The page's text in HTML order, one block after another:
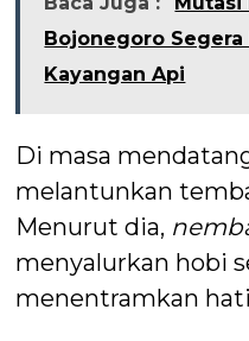
Bojonegoro
Kayangan Api
Di masa
melantunkan
Menurut dia,
menyalurkan hobi
menentramkan